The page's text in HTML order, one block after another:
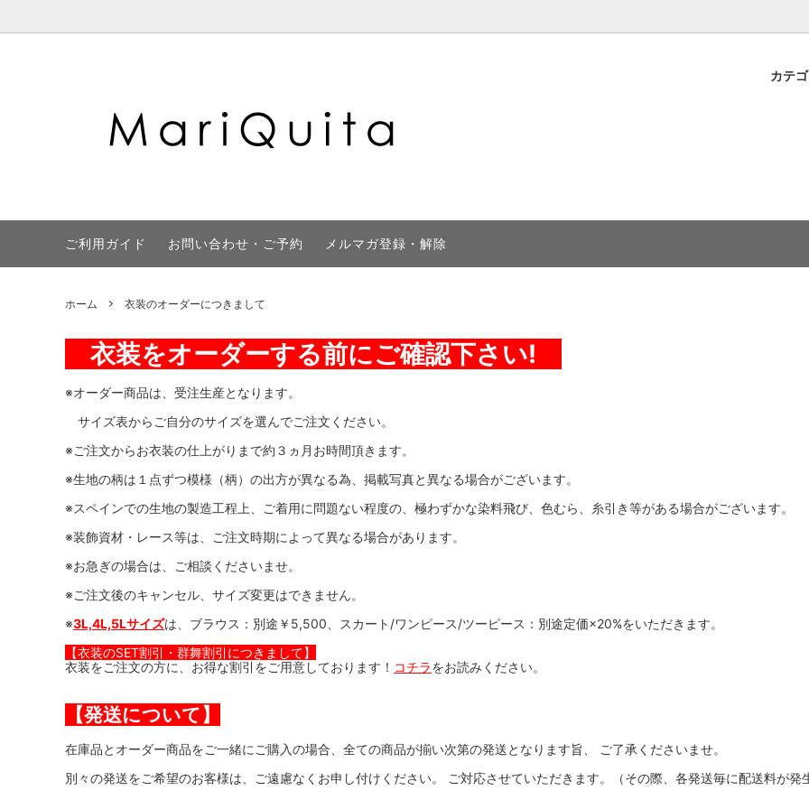
カテ
フラメンコシューズ 衣装
☆50% OFF SALE!!☆ 選べる現品！急ぎの群舞に☆
FAX注文書 地図
ご利用ガイド お問い合わせ・ご予約 メルマガ登録・解除
ホーム 衣装のオーダーにつきまして
衣装をオーダーする前にご確認下さい!
※オーダー商品は、受注生産となります。
サイズ表からご自分のサイズを選んでご注文ください。
※ご注文からお衣装の仕上がりまで約３ヵ月お時間頂きます。
※生地の柄は１点ずつ模様（柄）の出方が異なる為、掲載写真と異なる場合がございます。
※スペインでの生地の製造工程上、ご着用に問題ない程度の、極わずかな染料飛び、色むら、糸引き等がある場合がございます。
※装飾資材・レース等は、ご注文時期によって異なる場合があります。
※お急ぎの場合は、ご相談くださいませ。
※ご注文後のキャンセル、サイズ変更はできません。
※3L,4L,5Lサイズは、ブラウス：別途￥5,500、スカート/ワンピース/ツーピース：別途定価×20%をいただきます。
【衣装のSET割引・群舞割引につきまして】
衣装をご注文の方に、お得な割引をご用意しております！ コチラをお読みください。
【発送について】
在庫品とオーダー商品をご一緒にご購入の場合、全ての商品が揃い次第の発送となります旨、 ご了承くださいませ。
別々の発送をご希望のお客様は、ご遠慮なくお申し付けください。 ご対応させていただきます。（その際、各発送毎に配送料が発